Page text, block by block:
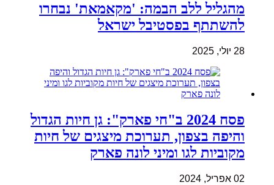
מהגליל ללב הבמה: 'מקאמאת' נבחרו
להשתתף בפסטיבל ישראל
28 יולי, 2025
פסח 2024 ב"חי פארק": גן חיות הגדול
והיפה בצפון, תערוכת מיצגים של חיות
מקוביות לגו ומיני לונה פארק
02 אפריל, 2024